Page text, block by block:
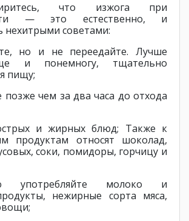
что изжога при
— это естественно, и
нехитрыми советами:
но и не переедайте. Лучше
и понемногу, тщательно
пищу;
чем за два часа до отхода
и жирных блюд; Также к
продуктам относят шоколад,
соки, помидоры, горчицу и
употребляйте молоко и
нежирные сорта мяса,